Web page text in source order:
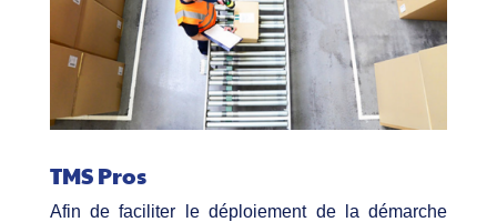
TMS Pros
Afin de faciliter le déploiement de la démarche